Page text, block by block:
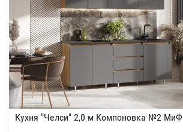
Кухня "Челси" 2,0 м Компоновка №2 МиФ